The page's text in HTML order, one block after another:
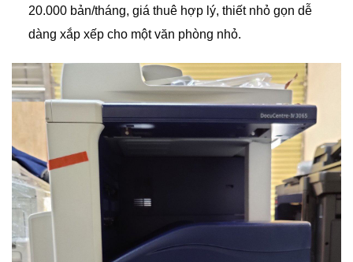
20.000 bản/tháng, giá thuê hợp lý, thiết nhỏ gọn dễ
dàng xắp xếp cho một văn phòng nhỏ.